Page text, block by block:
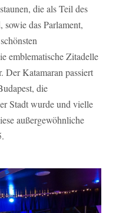
die als Teil des
das Parlament,
emblematische Zitadelle
Der Katamaran passiert
die
Stadt wurde und vielle
außergewöhnliche